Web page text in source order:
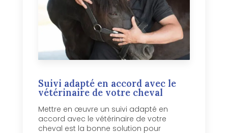
Suivi adapté en accord avec le
vétérinaire de votre cheval
Mettre en œuvre un suivi adapté en
accord avec le vétérinaire de votre
cheval est la bonne solution pour